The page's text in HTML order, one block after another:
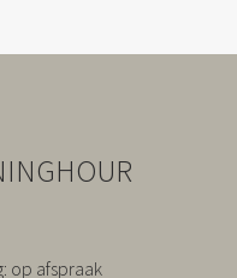
: op afspraak